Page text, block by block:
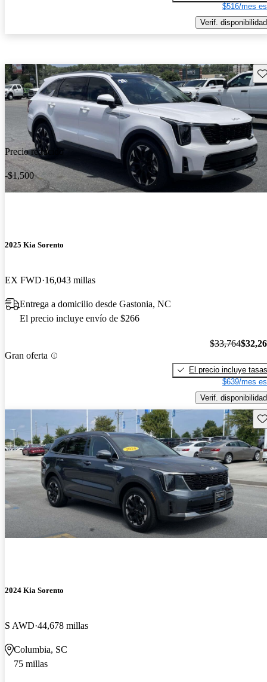
$516/mes
Verif. disponibilidad
Precio reducido
-$1,500
2025 Kia Sorento
EX FWD 16,043 millas
Entrega a domicilio desde Gastonia, NC
El precio incluye envío de $266
Gran oferta
$33,764
El precio incluye tasas
$639/mes
Verif. disponibilidad
2024 Kia Sorento
S AWD 44,678 millas
Columbia, SC
75 millas